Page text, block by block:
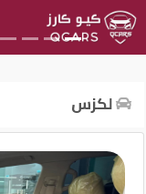
بيع
سيارتك
لكزس